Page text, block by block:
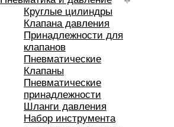
Круглые цилиндры
Клапана давления
Принадлежности для
клапанов
Пневматические
Клапаны
Пневматические
принадлежности
Шланги давления
Набор инструмента